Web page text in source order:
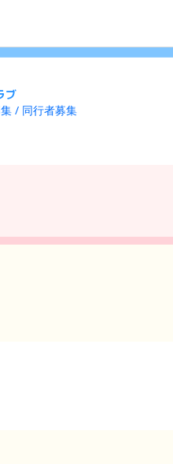
ブ
/ 同行者募集